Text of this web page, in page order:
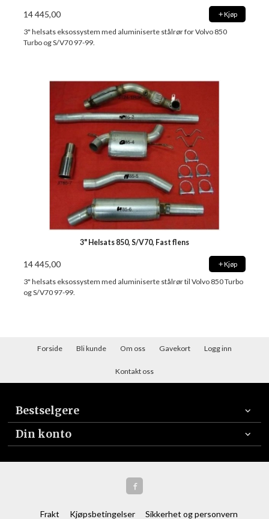
14 445,00 Kjøp
3" helsats eksossystem med aluminiserte stålrør for Volvo 850
Turbo og S/V70 97-99.
3" Helsats 850, S/V70, Fast flens
14 445,00 Kjøp
3" helsats eksossystem med aluminiserte stålrør til Volvo 850 Turbo
og S/V70 97-99.
Forside Bli kunde Om oss Gavekort Logg inn
Kontakt oss
Bestselgere
Din konto
Frakt Kjøpsbetingelser Sikkerhet og personvern